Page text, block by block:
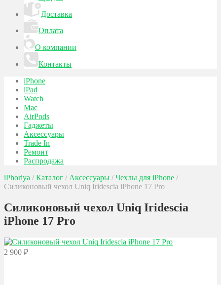
Доставка
Оплата
О компании
Контакты
iPhone
iPad
Watch
Mac
AirPods
Гаджеты
Аксессуары
Trade In
Ремонт
Распродажа
iPhoriya / Каталог / Аксессуары / Чехлы для iPhone /
Силиконовый чехол Uniq Iridescia iPhone 17 Pro
Силиконовый чехол Uniq Iridescia
iPhone 17 Pro
2 900 ₽